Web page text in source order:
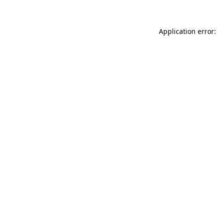
Application